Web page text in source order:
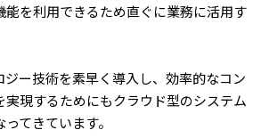
能を利用できるため直ぐに業務に活用す
ジー技術を素早く導入し、効率的なコン
実現するためにもクラウド型のシステム
てきています。